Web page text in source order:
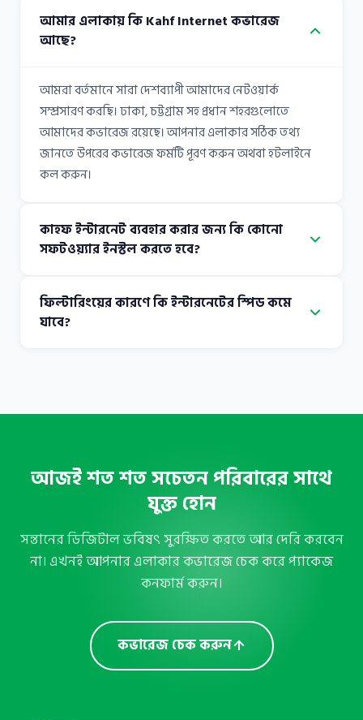
আমার এলাকায় কি Kahf Internet কভারেজ
আছে?
আমরা বর্তমানে সারা দেশব্যাপী আমাদের নেটওয়ার্ক
সম্প্রসারণ করছি। ঢাকা, চট্টগ্রাম সহ প্রধান শহরগুলোতে
আমাদের কভারেজ রয়েছে। আপনার এলাকার সঠিক তথ্য
জানতে উপরের কভারেজ ফর্মটি পূরণ করুন অথবা হটলাইনে
কল করুন।
কাহফ ইন্টারনেট ব্যবহার করার জন্য কি কোনো
সফটওয়্যার ইনস্টল করতে হবে?
ফিল্টারিংয়ের কারণে কি ইন্টারনেটের স্পিড কমে
যাবে?
আজই শত শত সচেতন পরিবারের সাথে
যুক্ত হোন
সন্তানের ডিজিটাল ভবিষৎ সুরক্ষিত করতে আর দেরি করবেন
না। এখনই আপনার এলাকার কভারেজ চেক করে প্যাকেজ
কনফার্ম করুন।
কভারেজ চেক করুন